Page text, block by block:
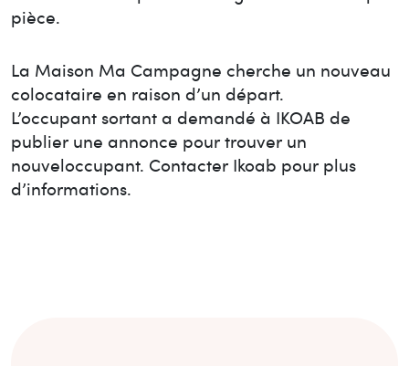
pièce.
La Maison Ma Campagne cherche un nouveau
colocataire en raison d’un départ.
L’occupant sortant a demandé à IKOAB de
publier une annonce pour trouver un
nouveloccupant. Contacter Ikoab pour plus
d’informations.